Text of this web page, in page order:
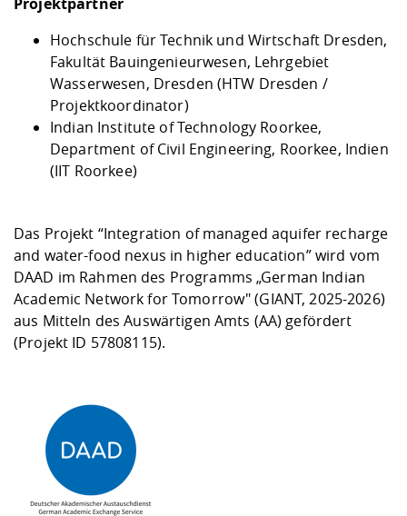
Hochschule für Technik und Wirtschaft Dresden,
Fakultät Bauingenieurwesen, Lehrgebiet
Wasserwesen, Dresden (HTW Dresden /
Projektkoordinator)
Indian Institute of Technology Roorkee,
Department of Civil Engineering, Roorkee, Indien
(IIT Roorkee)
Das Projekt “Integration of managed aquifer recharge
and water-food nexus in higher education” wird vom
DAAD im Rahmen des Programms „German Indian
Academic Network for Tomorrow" (GIANT, 2025-2026)
aus Mitteln des Auswärtigen Amts (AA) gefördert
(Projekt ID 57808115).